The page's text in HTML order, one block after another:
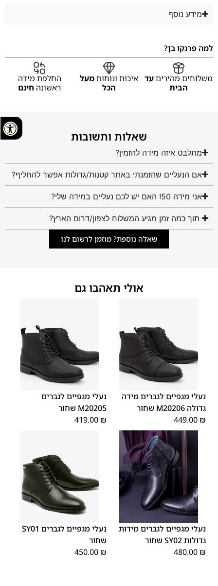
מידע נוסף
למה פרנקו בן?
משלוחים מהיריםעד
הבית
איכות ונוחותמעל
הכל
החלפת מידה
ראשונה חינם
שאלות ותשובות
מתלבט איזה מידה להזמין?
אם הנעליים שהזמנתי באתר קטנות/גדולות אפשר להחליף?
אני מידה 50! האם יש לכם נעליים במידה שלי?
תוך כמה זמן מגיע המשלוח לצפון/דרום הארץ?
שאלה נוספת? מוזמן לרשום לנו
אולי תאהבו גם
נעלי מגפיים לגברים מידה
גדולה M20206 שחור
449.00 ₪
40
41
42
43
44
נעלי מגפיים לגברים
M20205 שחור
419.00 ₪
47
48
נעלי מגפיים לגברים מידות
גדולות SY02 שחור
480.00 ₪
40
41
42
43
נעלי מגפיים לגברים SY01
שחור
450.00 ₪